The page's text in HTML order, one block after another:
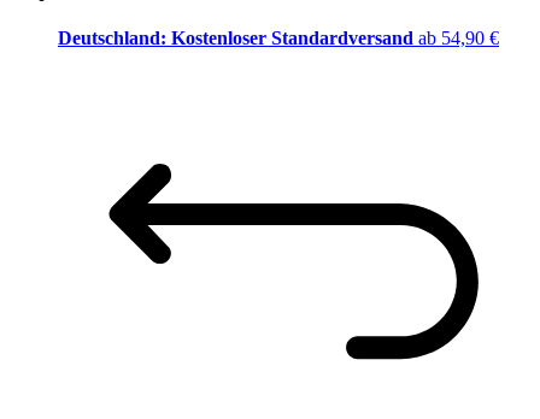
Deutschland: Kostenloser Standardversand ab 54,90 €